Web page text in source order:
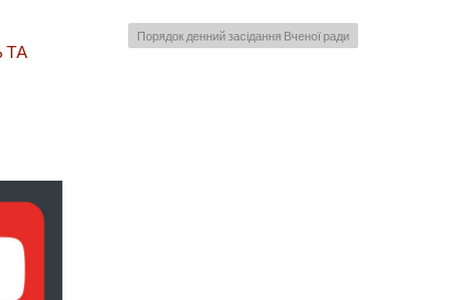
ТА
Порядок денний засідання Вченої ради